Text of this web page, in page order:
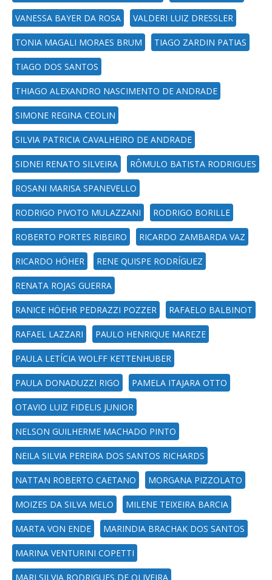
VANESSA BAYER DA ROSA VALDERI LUIZ DRESSLER
TONIA MAGALI MORAES BRUM TIAGO ZARDIN PATIAS
TIAGO DOS SANTOS
THIAGO ALEXANDRO NASCIMENTO DE ANDRADE
SIMONE REGINA CEOLIN
SILVIA PATRICIA CAVALHEIRO DE ANDRADE
SIDNEI RENATO SILVEIRA RÔMULO BATISTA RODRIGUES
ROSANI MARISA SPANEVELLO
RODRIGO PIVOTO MULAZZANI RODRIGO BORILLE
ROBERTO PORTES RIBEIRO RICARDO ZAMBARDA VAZ
RICARDO HÖHER RENE QUISPE RODRÍGUEZ
RENATA ROJAS GUERRA
RANICE HÖEHR PEDRAZZI POZZER RAFAELO BALBINOT
RAFAEL LAZZARI PAULO HENRIQUE MAREZE
PAULA LETÍCIA WOLFF KETTENHUBER
PAULA DONADUZZI RIGO PAMELA ITAJARA OTTO
OTAVIO LUIZ FIDELIS JUNIOR
NELSON GUILHERME MACHADO PINTO
NEILA SILVIA PEREIRA DOS SANTOS RICHARDS
NATTAN ROBERTO CAETANO MORGANA PIZZOLATO
MOIZES DA SILVA MELO MILENE TEIXEIRA BARCIA
MARTA VON ENDE MARINDIA BRACHAK DOS SANTOS
MARINA VENTURINI COPETTI
MARI SILVIA RODRIGUES DE OLIVEIRA